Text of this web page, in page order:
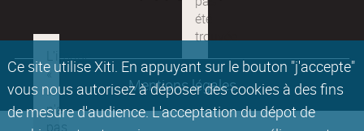
Ce site utilise Xiti. En appuyant sur le bouton "j'accepte"
vous nous autorisez à déposer des cookies à des fins
de mesure d'audience. L'acceptation du dépot de
Mentions légales